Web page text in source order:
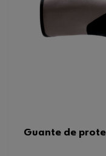
Guante de